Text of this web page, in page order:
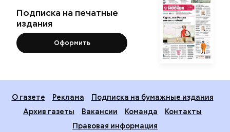
Подписка на печатные
издания
Оформить
О газете Реклама
Подписка на бумажные издания
Архив газеты
Вакансии Команда
Контакты
Правовая информация